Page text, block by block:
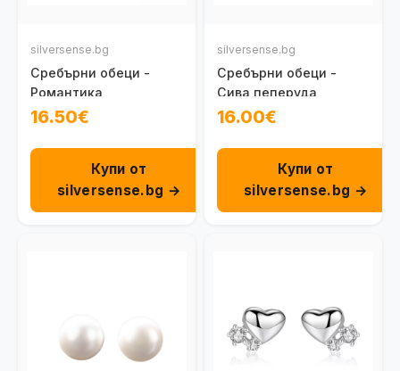
silversense.bg
Сребърни обеци -
Романтика
16.50€
Купи от
silversense.bg →
silversense.bg
Сребърни обеци -
Сива пеперуда
16.00€
Купи от
silversense.bg →